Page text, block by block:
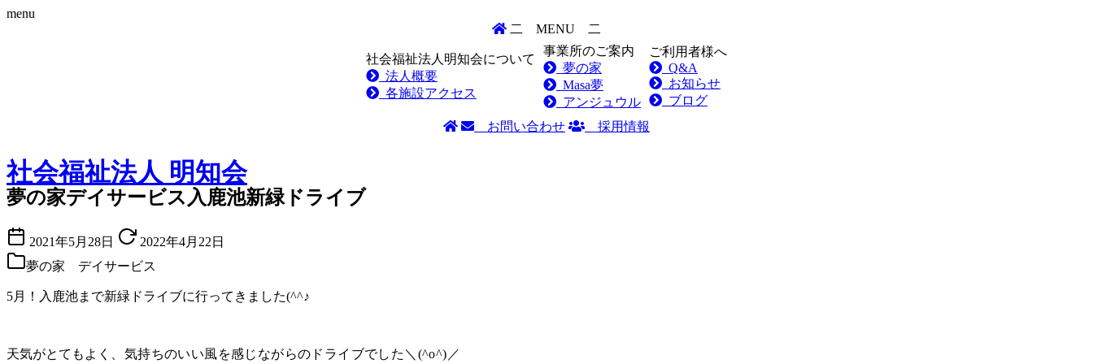
menu
二
MENU 二
社会福祉法人明知会について
法人概要
各施設アクセス
事業所のご案内
夢の家
Masa夢
アンジュウル
ご利用者様へ
Q&A
お知らせ
ブログ
お問い合わせ
採用情報
to
content
社会福祉法人 明知会
夢の家デイサービス入鹿池新緑ドライブ
2021年5月28日
2022年4月22日
夢の家 デイサービス
5月！入鹿池まで新緑ドライブに行ってきました(^^♪
天気がとてもよ く、気持ちのいい風を感じながらの ドライブでした＼(^o^)／